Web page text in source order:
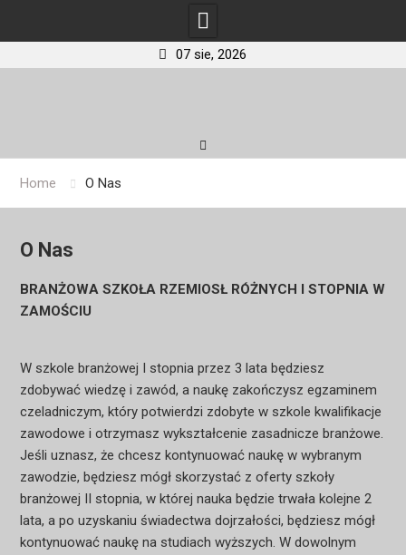
07 sie, 2026
Home O Nas
O Nas
BRANŻOWA SZKOŁA RZEMIOSŁ RÓŻNYCH I STOPNIA W
ZAMOŚCIU
W szkole branżowej I stopnia przez 3 lata będziesz
zdobywać wiedzę i zawód, a naukę zakończysz egzaminem
czeladniczym, który potwierdzi zdobyte w szkole kwalifikacje
zawodowe i otrzymasz wykształcenie zasadnicze branżowe.
Jeśli uznasz, że chcesz kontynuować naukę w wybranym
zawodzie, będziesz mógł skorzystać z oferty szkoły
branżowej II stopnia, w której nauka będzie trwała kolejne 2
lata, a po uzyskaniu świadectwa dojrzałości, będziesz mógł
kontynuować naukę na studiach wyższych. W dowolnym